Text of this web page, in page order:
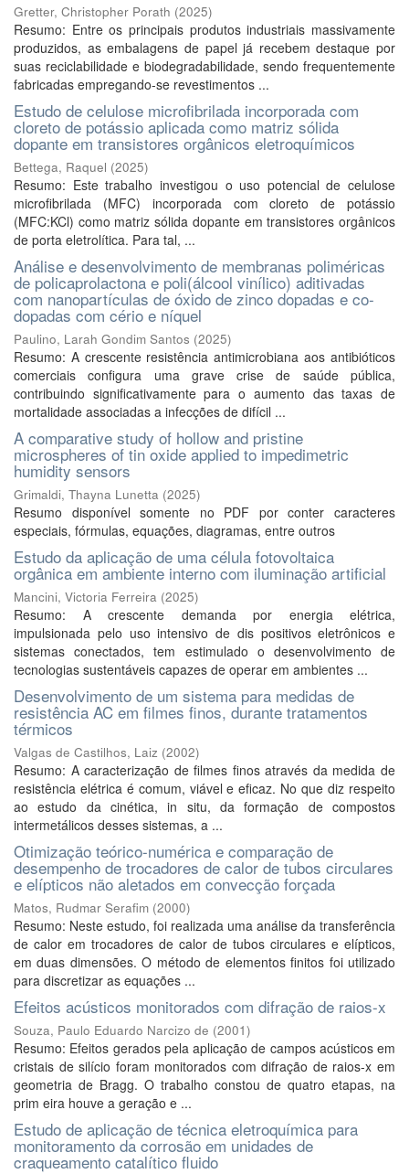
Gretter, Christopher Porath (2025)
Resumo: Entre os principais produtos industriais massivamente
produzidos, as embalagens de papel já recebem destaque por
suas reciclabilidade e biodegradabilidade, sendo frequentemente
fabricadas empregando-se revestimentos ...
Estudo de celulose microfibrilada incorporada com
cloreto de potássio aplicada como matriz sólida
dopante em transistores orgânicos eletroquímicos
Bettega, Raquel (2025)
Resumo: Este trabalho investigou o uso potencial de celulose
microfibrilada (MFC) incorporada com cloreto de potássio
(MFC:KCl) como matriz sólida dopante em transistores orgânicos
de porta eletrolítica. Para tal, ...
Análise e desenvolvimento de membranas poliméricas
de policaprolactona e poli(álcool vinílico) aditivadas
com nanopartículas de óxido de zinco dopadas e co-
dopadas com cério e níquel
Paulino, Larah Gondim Santos (2025)
Resumo: A crescente resistência antimicrobiana aos antibióticos
comerciais configura uma grave crise de saúde pública,
contribuindo significativamente para o aumento das taxas de
mortalidade associadas a infecções de difícil ...
A comparative study of hollow and pristine
microspheres of tin oxide applied to impedimetric
humidity sensors
Grimaldi, Thayna Lunetta (2025)
Resumo disponível somente no PDF por conter caracteres
especiais, fórmulas, equações, diagramas, entre outros
Estudo da aplicação de uma célula fotovoltaica
orgânica em ambiente interno com iluminação artificial
Mancini, Victoria Ferreira (2025)
Resumo: A crescente demanda por energia elétrica,
impulsionada pelo uso intensivo de dis positivos eletrônicos e
sistemas conectados, tem estimulado o desenvolvimento de
tecnologias sustentáveis capazes de operar em ambientes ...
Desenvolvimento de um sistema para medidas de
resistência AC em filmes finos, durante tratamentos
térmicos
Valgas de Castilhos, Laiz (2002)
Resumo: A caracterização de filmes finos através da medida de
resistência elétrica é comum, viável e eficaz. No que diz respeito
ao estudo da cinética, in situ, da formação de compostos
intermetálicos desses sistemas, a ...
Otimização teórico-numérica e comparação de
desempenho de trocadores de calor de tubos circulares
e elípticos não aletados em convecção forçada
Matos, Rudmar Serafim (2000)
Resumo: Neste estudo, foi realizada uma análise da transferência
de calor em trocadores de calor de tubos circulares e elípticos,
em duas dimensões. O método de elementos finitos foi utilizado
para discretizar as equações ...
Efeitos acústicos monitorados com difração de raios-x
Souza, Paulo Eduardo Narcizo de (2001)
Resumo: Efeitos gerados pela aplicação de campos acústicos em
cristais de silício foram monitorados com difração de raios-x em
geometria de Bragg. O trabalho constou de quatro etapas, na
prim eira houve a geração e ...
Estudo de aplicação de técnica eletroquímica para
monitoramento da corrosão em unidades de
craqueamento catalítico fluido